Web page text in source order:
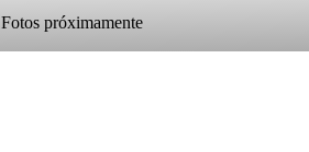
Fotos próximamente